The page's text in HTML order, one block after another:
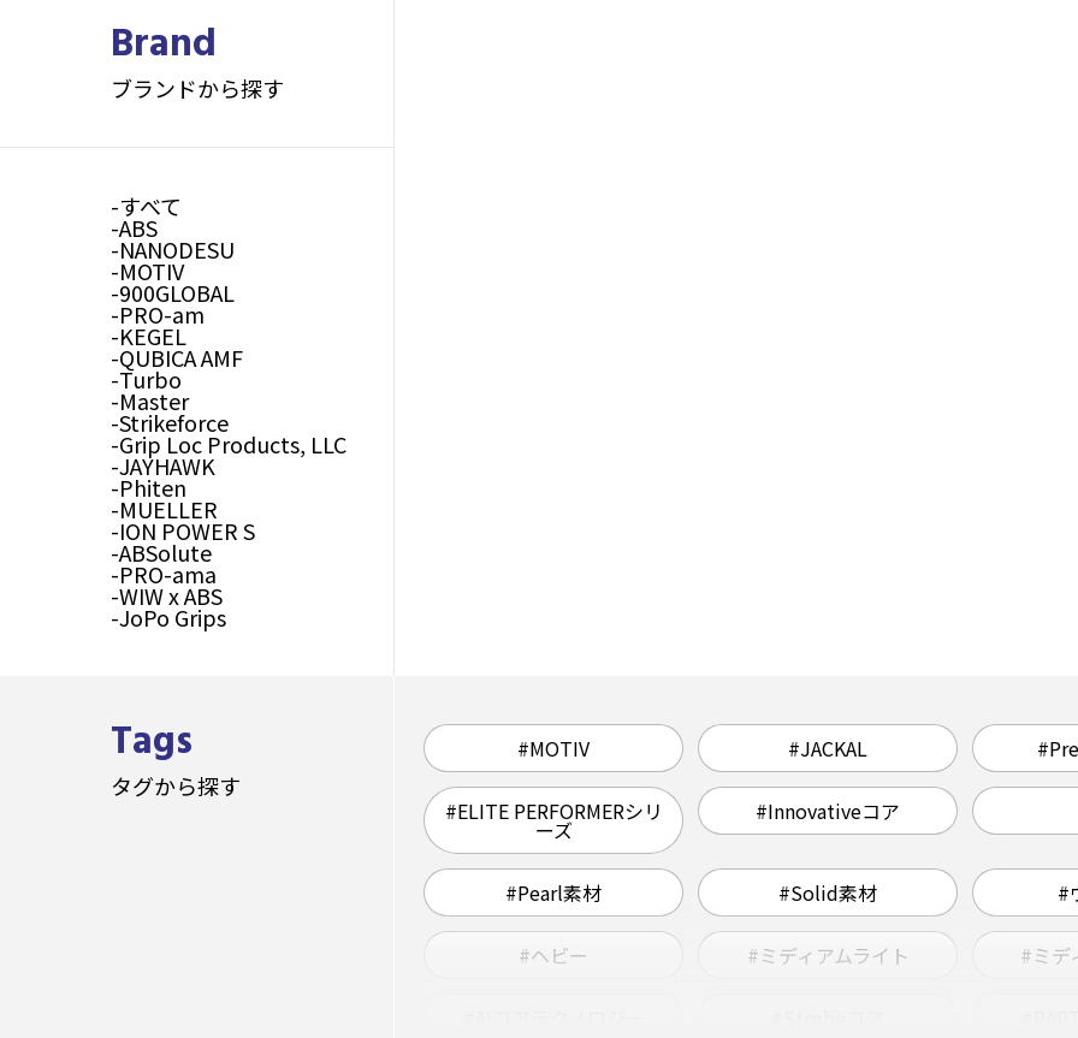
Brand
ブランドから探す
すべて
ABS
NANODESU
MOTIV
900GLOBAL
PRO-am
KEGEL
QUBICA AMF
Turbo
Master
Strikeforce
Grip Loc Products, LLC
JAYHAWK
Phiten
MUELLER
ION POWER S
ABSolute
PRO-ama
WIW x ABS
JoPo Grips
Tags
タグから探す
#MOTIV #JACKAL
#ELITE PERFORMERシリ
ーズ
#Innovativeコア
#Pearl素材 #Solid素材 #
#ヘビー #ミディアムライト #ミデ